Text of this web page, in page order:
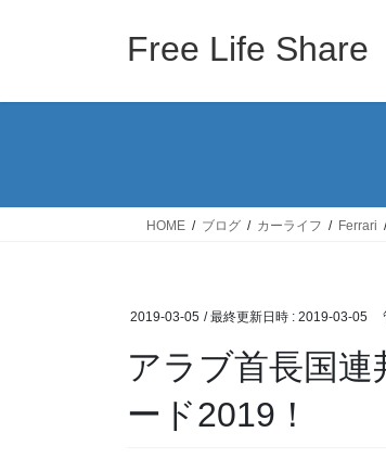
Free Life Share
HOME ブログ カーライフ Ferrari
2019-03-05 / 最終更新日時 : 2019-03-05
アラブ首長国
ード2019！